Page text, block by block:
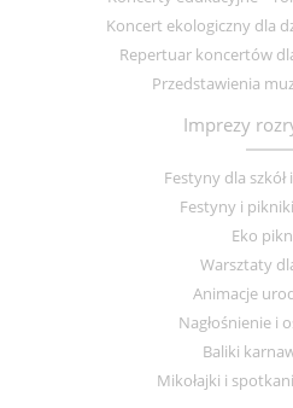
Koncert ekologiczny dla
Repertuar koncertów
Przedstawienia
Imprezy
Festyny dla
Festyny i
Eko
Warsztaty
Animacje
Nagłośnienie i
Baliki
Mikołajki i